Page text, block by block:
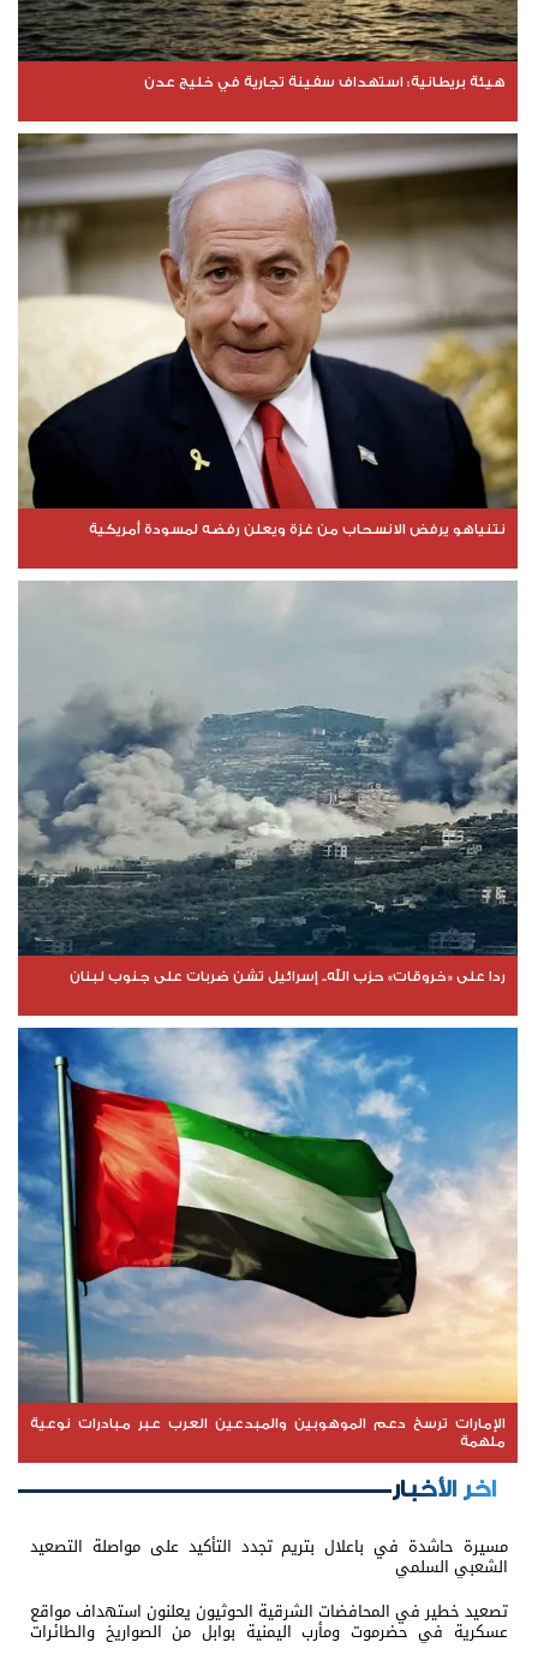
هيئة بريطانية: استهداف سفينة تجارية في خليج عدن
نتنياهو يرفض الانسحاب من غزة ويعلن رفضه لمسودة أمريكية
ردا على «خروقات» حزب الله.. إسرائيل تشن ضربات على جنوب لبنان
الإمارات ترسخ دعم الموهوبين والمبدعين العرب عبر مبادرات نوعية
ملهمة
اخر الأخبار
مسيرة حاشدة في باعلال بتريم تجدد التأكيد على مواصلة التصعيد
الشعبي السلمي
تصعيد خطير في المحافضات الشرقية الحوثيون يعلنون استهداف مواقع
عسكرية في حضرموت ومأرب اليمنية بوابل من الصواريخ والطائرات